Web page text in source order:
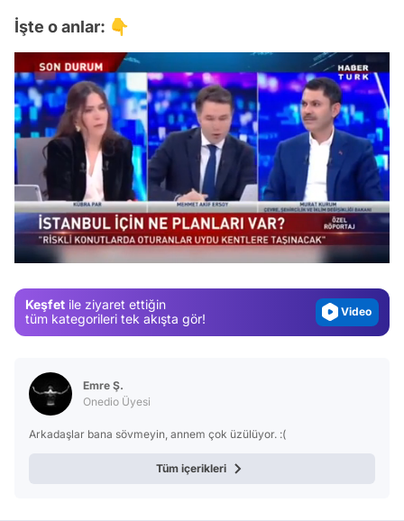
İşte o anlar: 👇
/
Keşfet ile ziyaret ettiğin
tüm kategorileri tek akışta gör!
Video
Test
Gündem
Video
Emre Ş.
Onedio Üyesi
Arkadaşlar bana sövmeyin, annem çok üzülüyor. :(
Tüm içerikleri